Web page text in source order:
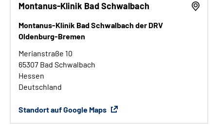
Montanus-Klinik Bad Schwalbach
Montanus-Klinik Bad Schwalbach der DRV
Oldenburg-Bremen
Merianstraße 10
65307 Bad Schwalbach
Hessen
Deutschland
Standort auf Google Maps